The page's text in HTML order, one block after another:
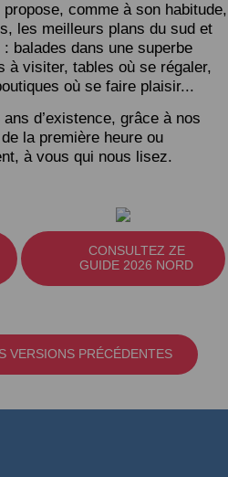
propose, comme à son habitude,
les meilleurs plans du sud et
balades dans une superbe
à visiter, tables où se régaler,
où se faire plaisir...
d’existence, grâce à nos
la première heure ou
à vous qui nous lisez.
CONSULTEZ ZE
GUIDE 2026 NORD
VERSIONS PRÉCÉDENTES